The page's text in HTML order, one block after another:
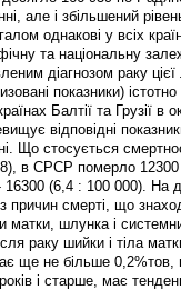
але і збільшений
однакові у всіх
та національну
діагнозом раку цієї
показники)
Балтії та Грузії в
відповідні
Що стосується
в СРСР померло
(6,4 : 100 000). На
причин смерті, що
матки, шлунка і
раку шийки і тіла
ще не більше
і старше, має